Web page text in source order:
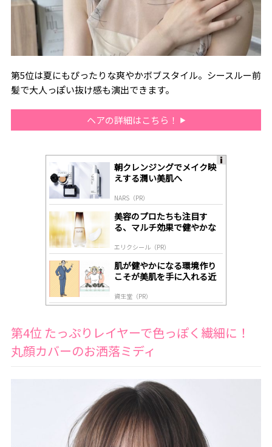
第5位は夏にもぴったりな爽やかボブスタイル。シースルー前
髪で大人っぽい抜け感も演出できます。
ヘアの詳細はこちら！
朝クレンジングでメイク映
えする潤い美肌へ
NARS（PR）
美容のプロたちも注目す
る、マルチ効果で健やかな
エリクシール（PR）
肌が健やかになる環境作り
こそが美肌を手に入れる近
資生堂（PR）
第4位 たっぷりレイヤーで色っぽく繊細に！
丸顔カバーのお洒落ミディ